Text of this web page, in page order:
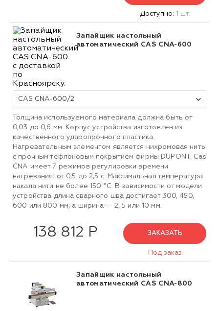
Доступно: 1 шт.
Запайщик настольный
автоматический CAS CNA-600
CAS CNA-600/2
Толщина используемого материала должна быть от
0,03 до 0,6 мм. Корпус устройства изготовлен из
качественного ударопрочного пластика.
Нагревательным элементом является нихромовая нить
с прочным тефлоновым покрытием фирмы DUPONT. Cas
CNA имеет 7 режимов регулировки времени
нагревания: от 0,5 до 2,5 с. Максимальная температура
накала нити не более 150 °C. В зависимости от модели
устройства длина сварного шва достигает 300, 450,
600 или 800 мм, а ширина — 2, 5 или 10 мм.
138 812 Р ЗАКАЗАТЬ
Под заказ
Запайщик настольный
автоматический CAS CNA-800